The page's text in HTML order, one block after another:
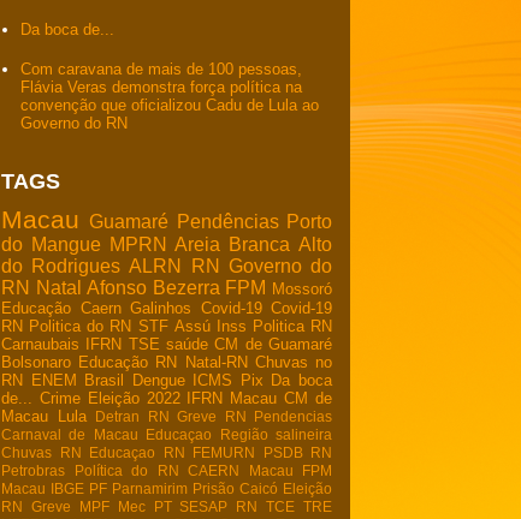
Da boca de...
Com caravana de mais de 100 pessoas,
Flávia Veras demonstra força política na
convenção que oficializou Cadu de Lula ao
Governo do RN
TAGS
Macau Guamaré Pendências Porto
do Mangue MPRN Areia Branca Alto
do Rodrigues ALRN RN
Governo do
RN Natal Afonso Bezerra FPM Mossoró
Educação Caern Galinhos Covid-19 Covid-19
RN Politica do RN STF Assú Inss Politica RN
Carnaubais
IFRN TSE saúde CM de Guamaré
Bolsonaro Educação RN Natal-RN Chuvas no
RN
ENEM Brasil Dengue ICMS Pix Da boca
de...
Crime Eleição 2022 IFRN Macau CM de
Macau
Lula Detran RN Greve RN
Pendencias
Carnaval de Macau
Educaçao
Região salineira
Chuvas RN
Educaçao RN FEMURN
PSDB RN
Petrobras
Política do RN CAERN Macau
FPM
Macau IBGE PF Parnamirim Prisão Caicó Eleição
RN
Greve MPF Mec PT SESAP RN TCE TRE